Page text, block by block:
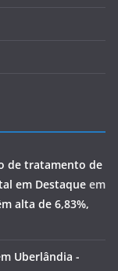
de tratamento de
em Destaque em
alta de 6,83%,
Uberlândia -